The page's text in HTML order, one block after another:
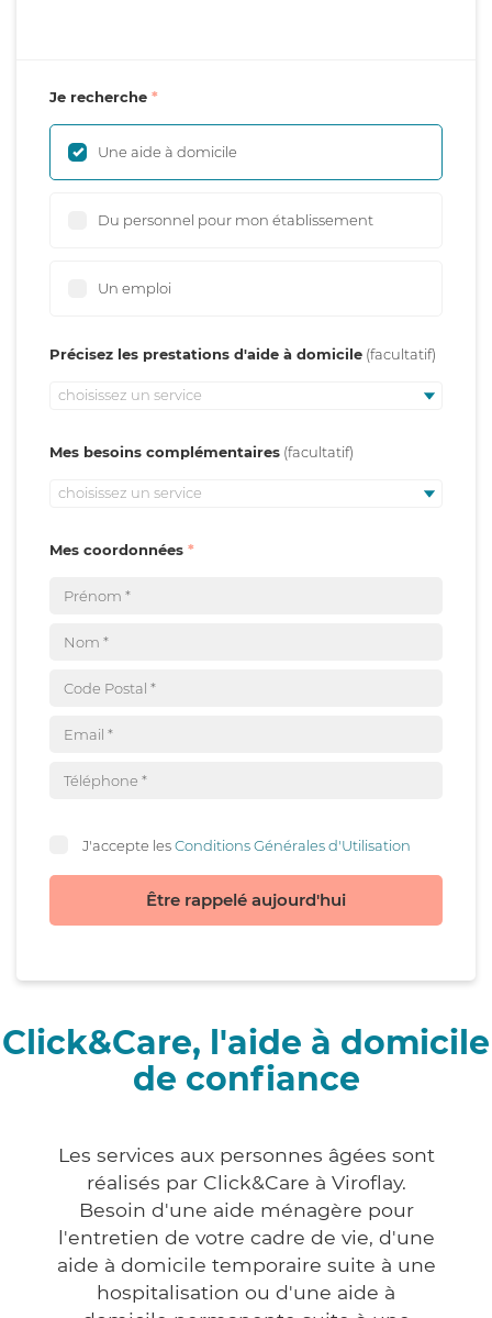
Je recherche
Une aide à domicile
Du personnel pour mon établissement
Un emploi
Précisez les prestations d'aide à domicile
choisissez un service
Mes besoins complémentaires
choisissez un service
Mes coordonnées
J'accepte lesConditions Générales d'Utilisation
Être rappelé aujourd'hui
Click&Care, l'aide à domicile
de confiance
Les services aux personnes âgées sont
réalisés par Click&Care à Viroflay.
Besoin d'une aide ménagère pour
l'entretien de votre cadre de vie, d'une
aide à domicile temporaire suite à une
hospitalisation ou d'une aide à